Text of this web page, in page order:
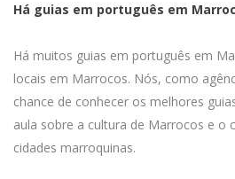
Há guias em português em
Há muitos guias em português em
locais em Marrocos. Nós, como
chance de conhecer os melhores
aula sobre a cultura de Marrocos e o
cidades marroquinas.